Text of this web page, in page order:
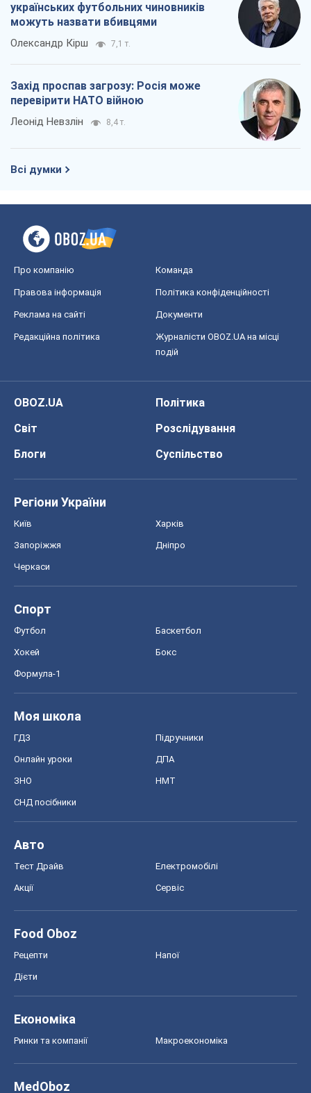
українських футбольних чиновників
можуть назвати вбивцями
Олександр Кірш 7,1 т.
Захід проспав загрозу: Росія може
перевірити НАТО війною
Леонід Невзлін 8,4 т.
Всі думки
Про компанію Команда
Правова інформація Політика конфіденційності
Реклама на сайті Документи
Редакційна політика
Журналісти OBOZ.UA на місці
подій
OBOZ.UA
Політика
Світ
Розслідування
Блоги
Суспільство
Регіони України
Київ Харків
Запоріжжя Дніпро
Черкаси
Спорт
Футбол Баскетбол
Хокей Бокс
Формула-1
Моя школа
ГДЗ Підручники
Онлайн уроки ДПА
ЗНО НМТ
СНД посібники
Авто
Тест Драйв Електромобілі
Акції Сервіс
Food Oboz
Рецепти Напої
Дієти
Економіка
Ринки та компанії Макроекономіка
MedOboz